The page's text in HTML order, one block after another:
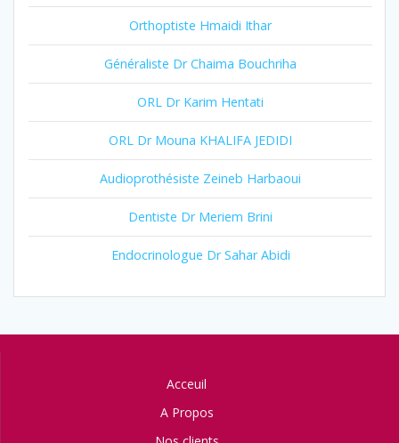
Orthoptiste Hmaidi Ithar
Généraliste Dr Chaima Bouchriha
ORL Dr Karim Hentati
ORL Dr Mouna KHALIFA JEDIDI
Audioprothésiste Zeineb Harbaoui
Dentiste Dr Meriem Brini
Endocrinologue Dr Sahar Abidi
Acceuil
A Propos